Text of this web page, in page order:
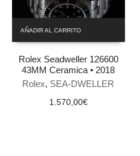
AÑADIR AL CARRITO
Rolex Seadweller 126600
43MM Ceramica • 2018
Rolex, SEA-DWELLER
1.570,00€